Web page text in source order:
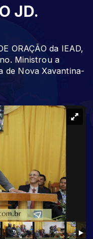
JD.
ORAÇÃO da IEAD,
Ministrou a
de Nova Xavantina-